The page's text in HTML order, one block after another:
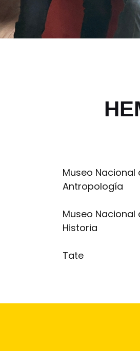
Museo Nacional
Antropología
Museo Nacional
Historia
Tate